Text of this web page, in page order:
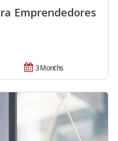
Emprendedores
3 Months